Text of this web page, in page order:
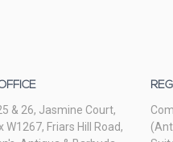
& 26, Jasmine Court,
W1267, Friars Hill Road,